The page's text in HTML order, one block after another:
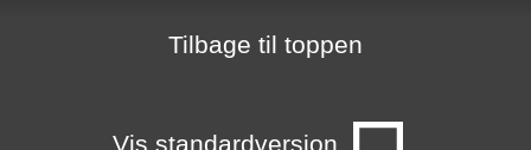
Tilbage til toppen
Vis standardversion